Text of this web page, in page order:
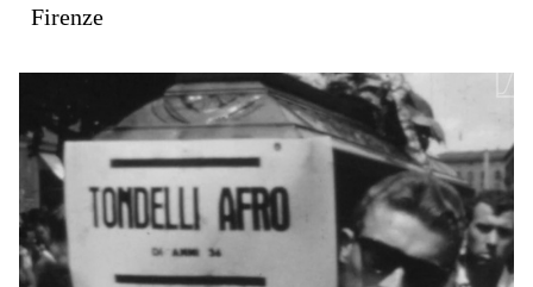
Firenze